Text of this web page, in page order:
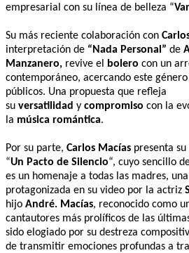
empresarial con su línea de belleza “
Su más reciente colaboración con
interpretación de “Nada Personal” de
Manzanero, revive el bolero con un
contemporáneo, acercando este género
públicos. Una propuesta que refleja
su versatilidad y compromiso con la
la música romántica.
Por su parte, Carlos Macías presenta
“Un Pacto de Silencio“, cuyo sencillo
es un homenaje a todas las madres,
protagonizada en su video por la actriz
hijo André. Macías, reconocido como
cantautores más prolíficos de las
sido elogiado por su destreza
de transmitir emociones profundas a